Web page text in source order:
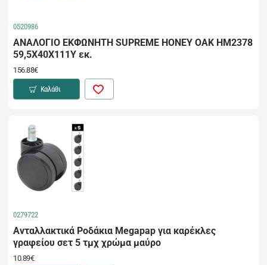
0520986
ΑΝΑΛΟΓΙΟ ΕΚΦΩΝΗΤΗ SUPREME HONEY OAK HM2378
59,5Χ40Χ111Υ εκ.
156.88€
Καλάθι
0279722
Ανταλλακτικά Ροδάκια Megapap για καρέκλες
γραφείου σετ 5 τμχ χρώμα μαύρο
10.89€